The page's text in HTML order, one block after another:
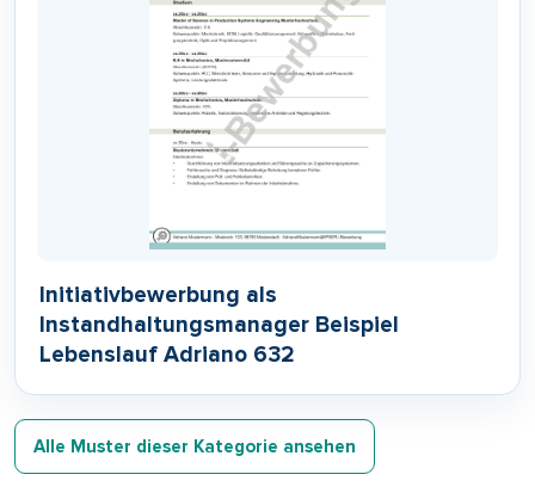
Initiativbewerbung als
Instandhaltungsmanager Beispiel
Lebenslauf Adriano 632
Alle Muster dieser Kategorie ansehen